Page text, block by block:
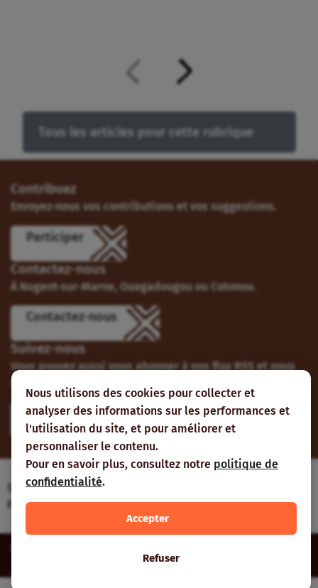
Nous utilisons des cookies pour collecter et
analyser des informations sur les performances et
l'utilisation du site, et pour améliorer et
personnaliser le contenu.
Pour en savoir plus, consultez notre politique de
confidentialité.
Accepter
Refuser
Tous les articles pour cette rubrique
Contribuez
Envoyez-nous vos contributions et vos suggestions.
Participer
Contactez-nous
À Nogent-sur-Marne, Ouagadougou ou Cotonou.
Contactez-nous
Suivez-nous
Vous pouvez aussi vous abonner à nos flux RSS et nous
Site web réalisé avec le soutien de l’Agence
Française de Développement
site